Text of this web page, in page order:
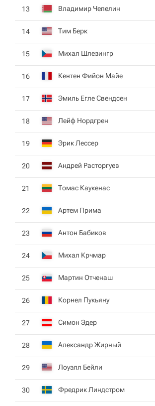
13 Владимир Чепелин
14 Тим Берк
15 Михал Шлезингр
16 Кентен Фийон Майе
17 Эмиль Егле Свендсен
18 Лейф Нордгрен
19 Эрик Лессер
20 Андрей Расторгуев
21 Томас Каукенас
22 Артем Прима
23 Антон Бабиков
24 Михал Крчмар
25 Мартин Отченаш
26 Корнел Пукьяну
27 Симон Эдер
28 Александр Жирный
29 Лоуэлл Бейли
30 Фредрик Линдстром